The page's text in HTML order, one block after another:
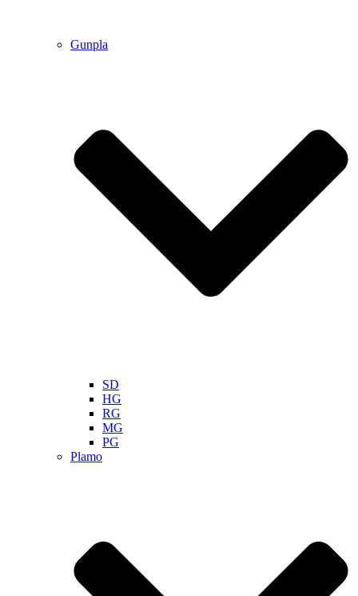
Gunpla
SD
HG
RG
MG
PG
Plamo